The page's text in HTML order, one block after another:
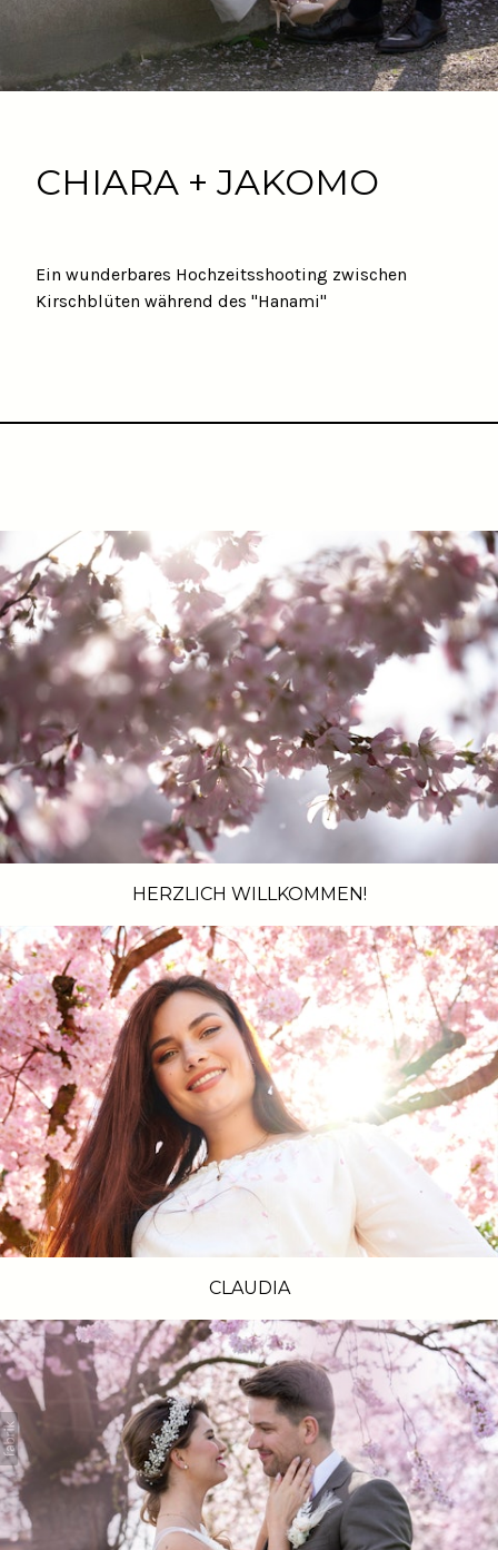
CHIARA + JAKOMO
Ein wunderbares Hochzeitsshooting zwischen
Kirschblüten während des "Hanami"
HERZLICH WILLKOMMEN!
CLAUDIA